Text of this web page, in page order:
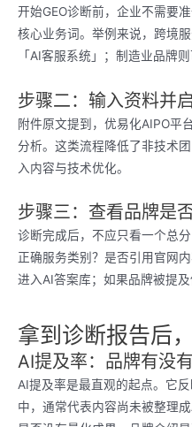
开始GEO诊断前，企业不需要
核心业务词。举例来说，跨境
「AI客服系统」；制造业品牌
步骤二：输入资料并
附件原文提到，优易化AIPO平
分析。这类流程降低了非技术
入内容与技术优化。
步骤三：查看品牌是
诊断完成后，不应只看一个总
正确服务类别？是否引用官网
进入AI答案库；如果品牌被提
拿到诊断报告后
AI提及率：品牌有没
AI提及率是最直观的起点。它
中，通常代表内容尚未被整理